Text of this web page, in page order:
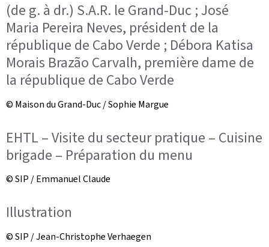
(de g. à dr.) S.A.R. le Grand-Duc ; José
Maria Pereira Neves, président de la
république de Cabo Verde ; Débora Katisa
Morais Brazão Carvalh, première dame de
la république de Cabo Verde
© Maison du Grand-Duc / Sophie Margue
EHTL – Visite du secteur pratique – Cuisine
brigade – Préparation du menu
© SIP / Emmanuel Claude
Illustration
© SIP / Jean-Christophe Verhaegen